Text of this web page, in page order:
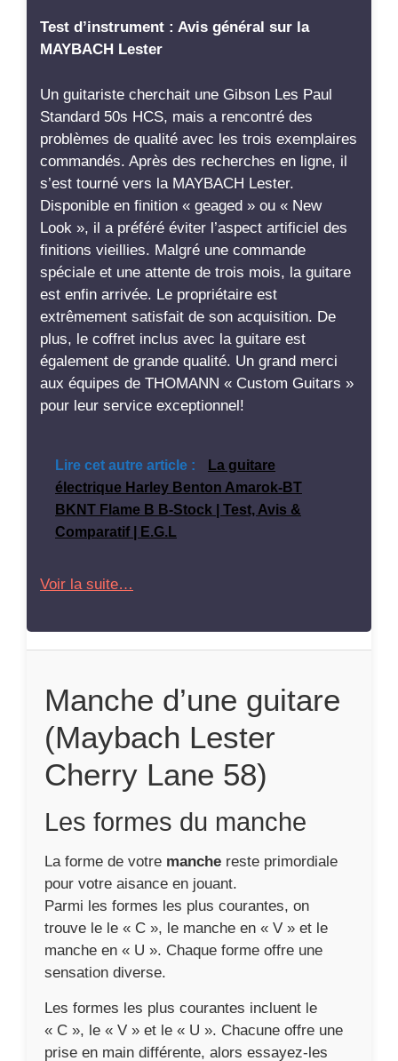
Test d’instrument : Avis général sur la
MAYBACH Lester
Un guitariste cherchait une Gibson Les Paul
Standard 50s HCS, mais a rencontré des
problèmes de qualité avec les trois exemplaires
commandés. Après des recherches en ligne, il
s’est tourné vers la MAYBACH Lester.
Disponible en finition « geaged » ou « New
Look », il a préféré éviter l’aspect artificiel des
finitions vieillies. Malgré une commande
spéciale et une attente de trois mois, la guitare
est enfin arrivée. Le propriétaire est
extrêmement satisfait de son acquisition. De
plus, le coffret inclus avec la guitare est
également de grande qualité. Un grand merci
aux équipes de THOMANN « Custom Guitars »
pour leur service exceptionnel!
Lire cet autre article :
La guitare
électrique Harley Benton Amarok-BT
BKNT Flame B B-Stock | Test, Avis &
Comparatif | E.G.L
Voir la suite…
Manche d’une guitare
(Maybach Lester
Cherry Lane 58)
Les formes du manche
La forme de votre manche reste primordiale
pour votre aisance en jouant.
Parmi les formes les plus courantes, on
trouve le le « C », le manche en « V » et le
manche en « U ». Chaque forme offre une
sensation diverse.
Les formes les plus courantes incluent le
« C », le « V » et le « U ». Chacune offre une
prise en main différente, alors essayez-les